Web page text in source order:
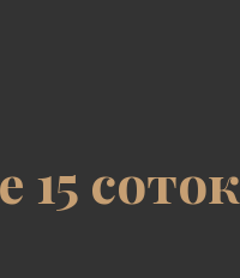
соток